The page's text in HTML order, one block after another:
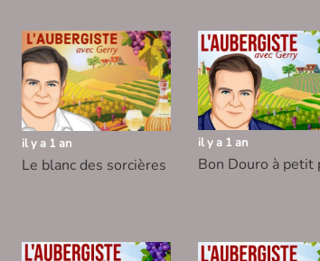
il y a 1 an
Le blanc des sorcières
il y a 1 an
Bon Douro à petit